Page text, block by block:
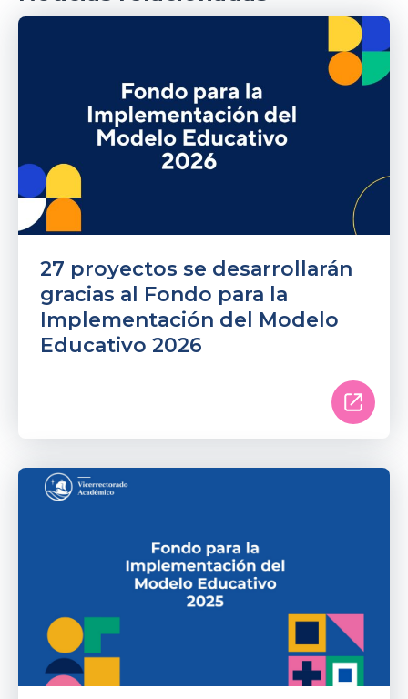
27 proyectos se desarrollarán
gracias al Fondo para la
Implementación del Modelo
Educativo 2026